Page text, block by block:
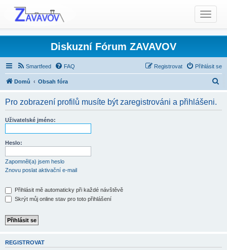
T
o
g
l
e
n
i
Diskuzní Fórum ZAVAVOV
Smartfeed FAQ Přihlásit se
Registrovat
Domů Obsah fóra
Pro zobrazení profilů musíte být zaregistrováni a přihlášeni.
Uživatelské jméno:
Heslo:
Zapomněl(a) jsem heslo
Znovu poslat aktivační e-mail
Přihlásit mě automaticky při každé návštěvě
Skrýt můj online stav pro toto přihlášení
REGISTROVAT